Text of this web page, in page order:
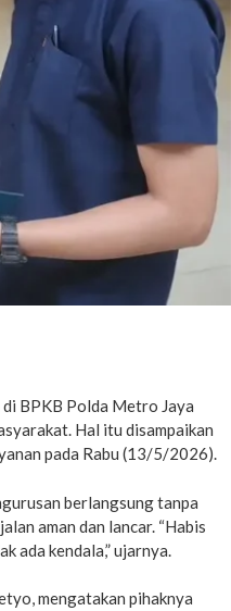
BPKB Polda Metro Jaya
Hal itu disampaikan
pada Rabu (13/5/2026).
berlangsung tanpa
aman dan lancar. “Habis
ada kendala,” ujarnya.
mengatakan pihaknya